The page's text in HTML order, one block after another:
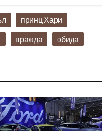
принц Хари
вражда обида